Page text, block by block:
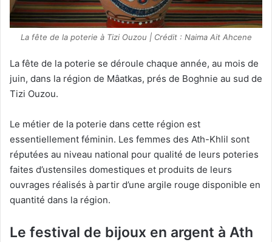
La fête de la poterie à Tizi Ouzou | Crédit : Naima Ait Ahcene
La fête de la poterie se déroule chaque année, au mois de
juin, dans la région de Mâatkas, prés de Boghnie au sud de
Tizi Ouzou.
Le métier de la poterie dans cette région est
essentiellement féminin. Les femmes des Ath-Khlil sont
réputées au niveau national pour qualité de leurs poteries
faites d’ustensiles domestiques et produits de leurs
ouvrages réalisés à partir d’une argile rouge disponible en
quantité dans la région.
Le festival de bijoux en argent à Ath